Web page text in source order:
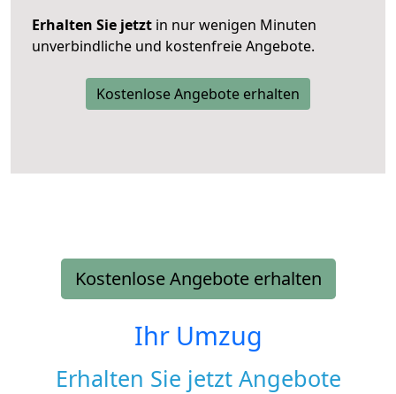
Erhalten Sie jetzt in nur wenigen Minuten
unverbindliche und kostenfreie Angebote.
Kostenlose Angebote erhalten
Kostenlose Angebote erhalten
Ihr Umzug
Erhalten Sie jetzt Angebote